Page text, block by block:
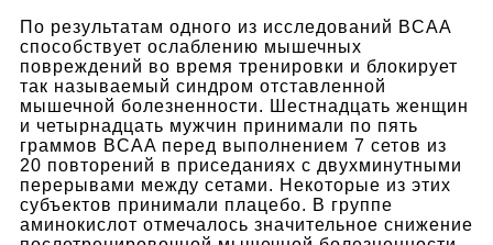
По результатам одного из исследований BCAA
способствует ослаблению мышечных
повреждений во время тренировки и блокирует
так называемый синдром отставленной
мышечной болезненности. Шестнадцать женщин
и четырнадцать мужчин принимали по пять
граммов BCAA перед выполнением 7 сетов из
20 повторений в приседаниях с двухминутными
перерывами между сетами. Некоторые из этих
субъектов принимали плацебо. В группе
аминокислот отмечалось значительное снижение